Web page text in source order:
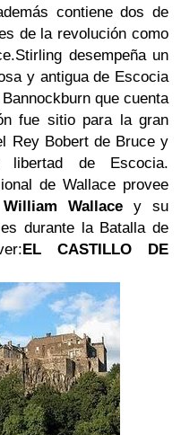
contiene dos de
de la revolución como
desempeña un
y antigua de Escocia
que cuenta
fue sitio para la gran
Rey Bobert de Bruce y
libertad de Escocia.
de Wallace provee
William Wallacey su
durante la Batalla de
EL CASTILLO DE